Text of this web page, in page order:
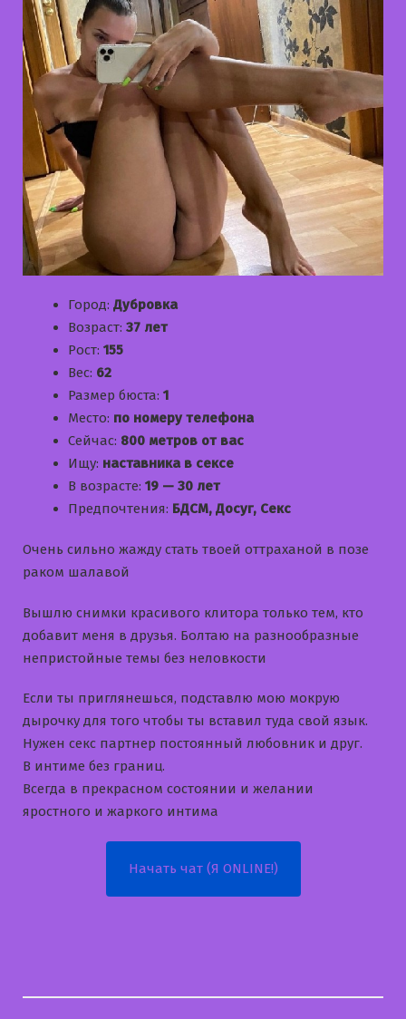
Город: Дубровка
Возраст: 37 лет
Рост: 155
Вес: 62
Размер бюста: 1
Место: по номеру телефона
Сейчас: 800 метров от вас
Ищу: наставника в сексе
В возрасте: 19 — 30 лет
Предпочтения: БДСМ, Досуг, Секс
Очень сильно жажду стать твоей оттраханой в позе
раком шалавой
Вышлю снимки красивого клитора только тем, кто
добавит меня в друзья. Болтаю на разнообразные
непристойные темы без неловкости
Если ты приглянешься, подставлю мою мокрую
дырочку для того чтобы ты вставил туда свой язык.
Нужен секс партнер постоянный любовник и друг.
В интиме без границ.
Всегда в прекрасном состоянии и желании
яростного и жаркого интима
Начать чат (Я ONLINE!)